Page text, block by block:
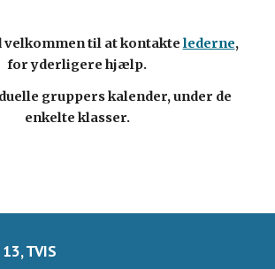
velkommen til at kontakte lederne,
for yderligere hjælp.
gruppers kalender, under de
enkelte klasser.
13, TVIS